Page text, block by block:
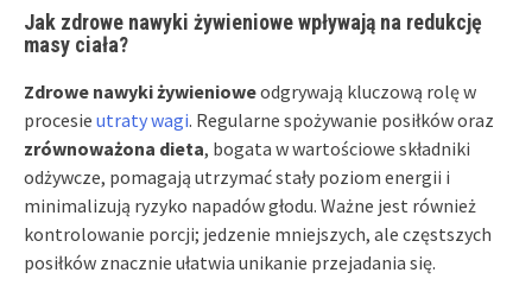
Jak zdrowe nawyki żywieniowe wpływają na redukcję
masy ciała?
Zdrowe nawyki żywienioweodgrywają kluczową rolę w
procesie utraty wagi. Regularne spożywanie posiłków oraz
zrównoważona dieta, bogata w wartościowe składniki
odżywcze, pomagają utrzymać stały poziom energii i
minimalizują ryzyko napadów głodu. Ważne jest również
kontrolowanie porcji; jedzenie mniejszych, ale częstszych
posiłków znacznie ułatwia unikanie przejadania się.